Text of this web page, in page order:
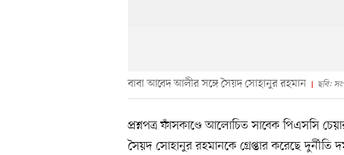
বাবা আবেদ আলীর সঙ্গে সৈয়দ সোহানুর রহমান ছবি:
প্রশ্নপত্র ফাঁসকাণ্ডে আলোচিত সাবেক পিএসসি
সৈয়দ সোহানুর রহমানকে গ্রেপ্তার করেছে